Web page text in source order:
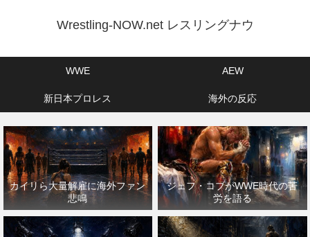
Wrestling-NOW.net レスリングナウ
WWE AEW
新日本プロレス 海外の反応
カイリら大量解雇に海外ファン
悲鳴
ジェフ・コブがWWE時代の苦
労を語る